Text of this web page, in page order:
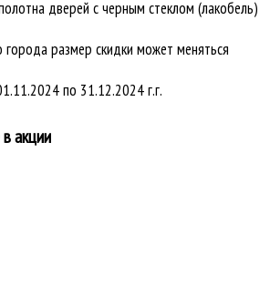
дверей с черным стеклом (лакобель)
города размер скидки может меняться
по 31.12.2024 г.г.
акции